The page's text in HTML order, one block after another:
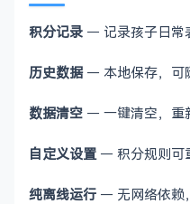
积分记录 — 记录孩子日常
历史数据 — 本地保存，可
数据清空 — 一键清空，重
自定义设置 — 积分规则可
纯离线运行 — 无网络依赖